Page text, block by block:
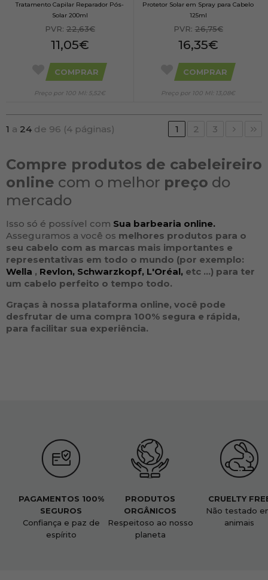
Tratamento Capilar Reparador Pós-
Solar 200ml
PVR:22,63€
11,05€
COMPRAR
Preço por 100 Ml: 5,52€
Protetor Solar em Spray para Cabelo
125ml
PVR:26,75€
16,35€
COMPRAR
Preço por 100 Ml: 13,08€
1 a 24 de 96 (4 páginas) 1 2 3
Compre produtos de cabeleireiro
online com o melhor preço do
mercado
Isso só é possível com Sua barbearia online.
Asseguramos a você os melhores produtos para o
seu cabelo com as marcas mais importantes e
representativas em todo o mundo (por exemplo:
Wella , Revlon, Schwarzkopf, L'Oréal, etc ...) para ter
um cabelo perfeito o tempo todo.
Graças à nossa plataforma online, você pode
desfrutar de uma compra 100% segura e rápida,
para facilitar sua experiência.
PAGAMENTOS 100%
SEGUROS
Confiança e paz de
espírito
PRODUTOS
ORGÂNICOS
Respeitoso ao nosso
planeta
CRUELTY
Não testado
animais